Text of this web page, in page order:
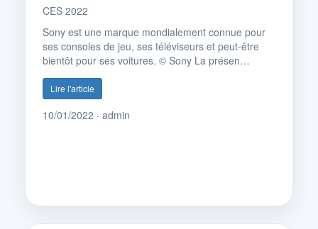
CES 2022
Sony est une marque mondialement connue pour
ses consoles de jeu, ses téléviseurs et peut-être
bientôt pour ses voitures. © Sony La présen…
Lire l'article
10/01/2022 · admin